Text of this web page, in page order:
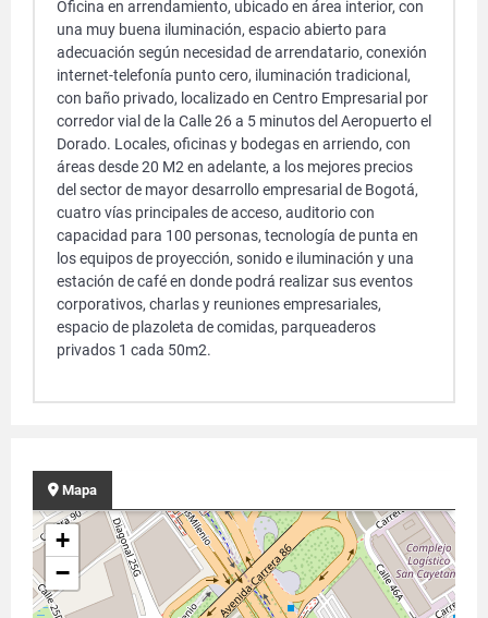
Oficina en arrendamiento, ubicado en área interior, con
una muy buena iluminación, espacio abierto para
adecuación según necesidad de arrendatario, conexión
internet-telefonía punto cero, iluminación tradicional,
con baño privado, localizado en Centro Empresarial por
corredor vial de la Calle 26 a 5 minutos del Aeropuerto el
Dorado. Locales, oficinas y bodegas en arriendo, con
áreas desde 20 M2 en adelante, a los mejores precios
del sector de mayor desarrollo empresarial de Bogotá,
cuatro vías principales de acceso, auditorio con
capacidad para 100 personas, tecnología de punta en
los equipos de proyección, sonido e iluminación y una
estación de café en donde podrá realizar sus eventos
corporativos, charlas y reuniones empresariales,
espacio de plazoleta de comidas, parqueaderos
privados 1 cada 50m2.
Mapa
+
−